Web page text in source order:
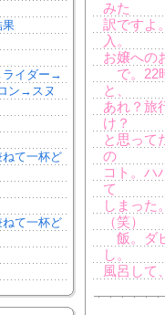
果
イダー→
ン→スヌ
ねて一杯ど
ねて一杯ど
みた
訳ですよ
入。
お嬢への
で。22
と、
あれ？旅
け？
と思って
の
コト。ハ
て
しまった
（笑）
飯。ダ
し。
風呂して